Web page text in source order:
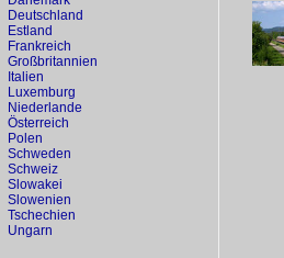
Deutschland
Estland
Frankreich
Großbritannien
Italien
Luxemburg
Niederlande
Österreich
Polen
Schweden
Schweiz
Slowakei
Slowenien
Tschechien
Ungarn